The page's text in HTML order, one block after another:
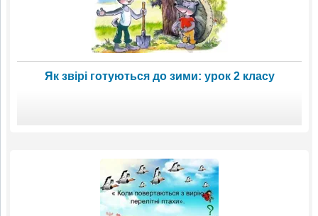
Як звірі готуються до зими: урок 2 класу